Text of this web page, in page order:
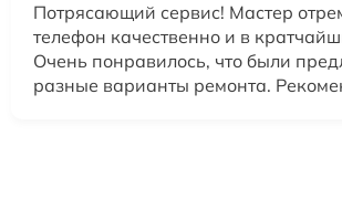
Потрясающий сервис! Мастер
телефон качественно и в
Очень понравилось, что были
разные варианты ремонта.